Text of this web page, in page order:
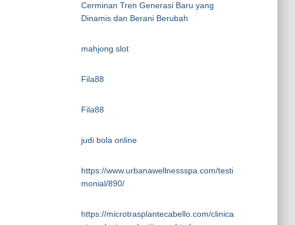
Cerminan Tren Generasi Baru yang
Dinamis dan Berani Berubah
mahjong slot
Fila88
Fila88
judi bola online
https://www.urbanawellnessspa.com/testi
monial/890/
https://microtrasplantecabello.com/clinica